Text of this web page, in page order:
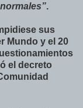
.
sus
Mundo y el 20
el decreto